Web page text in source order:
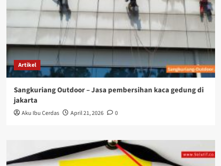
Artikel
Sangkuriang Outdoor – Jasa pembersihan kaca gedung di
jakarta
Aku Ibu Cerdas April 21, 2026 0